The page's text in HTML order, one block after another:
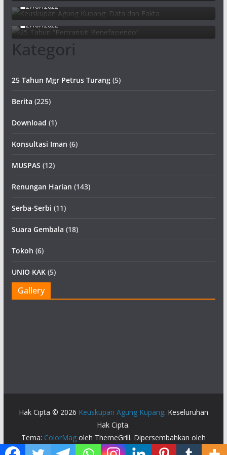
27/07/2022
25 Tahun “Pertransiit Benefaciendo”
27/07/2022
Kategori
25 Tahun Mgr Petrus Turang(5)
Berita (225)
Download (1)
Konsultasi Iman (6)
MUSPAS (12)
Renungan Harian (143)
Serba-Serbi (11)
Suara Gembala (18)
Tokoh (6)
UNIO KAK(5)
Gallery
Hak Cipta © 2026 Keuskupan Agung Kupang. Keseluruhan
Hak Cipta.
Tema: ColorMagoleh ThemeGrill. Dipersembahkan oleh
WordPress